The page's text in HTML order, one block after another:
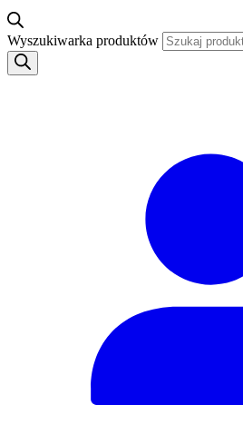
Wyszukiwarka produktów